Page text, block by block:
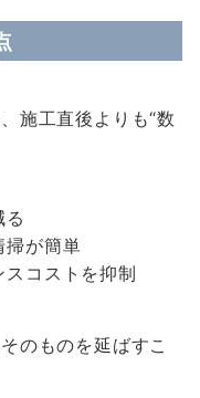
施工直後よりも“数
掃が簡単
コストを抑制
のものを延ばすこ